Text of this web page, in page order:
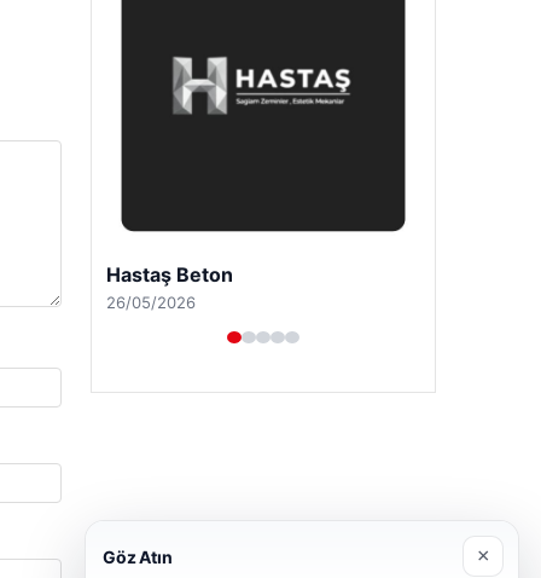
Enes Kaplan Avukatlık Bürosu
28/04/2026
Göz Atın ×